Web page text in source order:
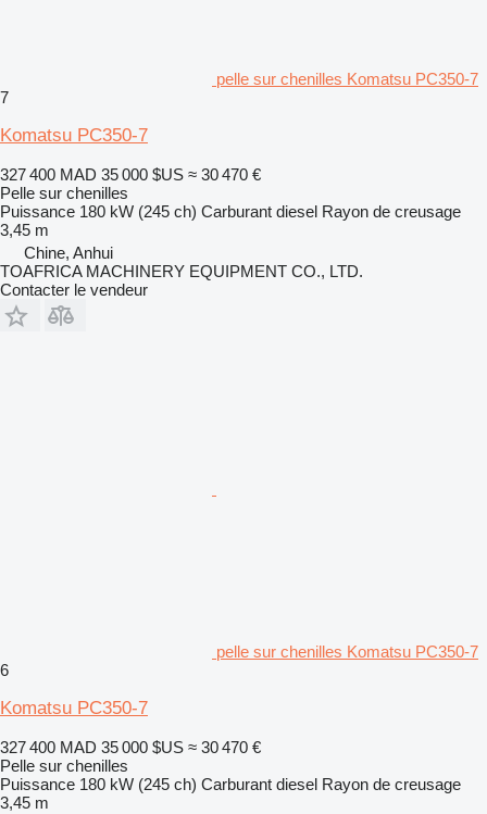
pelle sur chenilles Komatsu PC350-7
7
Komatsu PC350-7
327 400 MAD 35 000 $US ≈ 30 470 €
Pelle sur chenilles
Puissance 180 kW (245 ch) Carburant diesel Rayon de creusage
3,45 m
Chine, Anhui
TOAFRICA MACHINERY EQUIPMENT CO., LTD.
Contacter le vendeur
pelle sur chenilles Komatsu PC350-7
6
Komatsu PC350-7
327 400 MAD 35 000 $US ≈ 30 470 €
Pelle sur chenilles
Puissance 180 kW (245 ch) Carburant diesel Rayon de creusage
3,45 m